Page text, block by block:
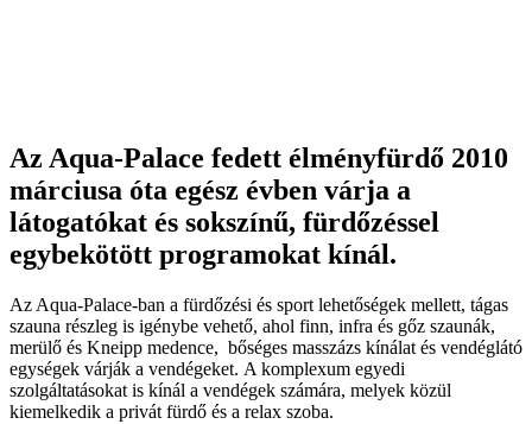
Az Aqua-Palace fedett élményfürdő 2010
márciusa óta egész évben várja a
látogatókat és sokszínű, fürdőzéssel
egybekötött programokat kínál.
Az Aqua-Palace-ban a fürdőzési és sport lehetőségek mellett, tágas
szauna részleg is igénybe vehető, ahol finn, infra és gőz szaunák,
merülő és Kneipp medence, bőséges masszázs kínálat és vendéglátó
egységek várják a vendégeket. A komplexum egyedi
szolgáltatásokat is kínál a vendégek számára, melyek közül
kiemelkedik a privát fürdő és a relax szoba.